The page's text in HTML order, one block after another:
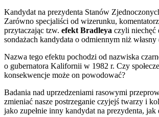
Kandydat na prezydenta Stanów
Zarówno specjaliści od wizerunku,
przytaczając tzw. efekt Bradleya czyli niechęć
sondażach kandydata o odmiennym niż
Nazwa tego efektu pochodzi od nazwiska
o gubernatora Kalifornii w 1982 r. Czy
konsekwencje może on powodować?
Badania nad uprzedzeniami rasowymi
zmieniać nasze postrzeganie czyjejś twarzy i
jako zupełnie inny kandydat na prezydenta, jak